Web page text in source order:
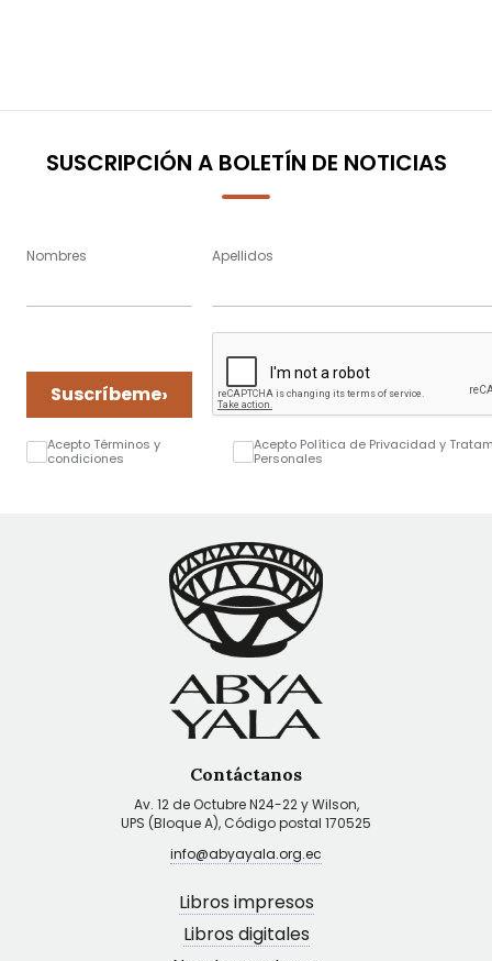
SUSCRIPCIÓN A BOLETÍN DE NOTICIAS
Nombres Apellidos
Suscríbeme›
Acepto Términos y
condiciones
Acepto Política de Privacidad y
Personales
Contáctanos
Av. 12 de Octubre N24-22 y Wilson,
UPS (Bloque A), Código postal 170525
info@abyayala.org.ec
Libros impresos
Libros digitales